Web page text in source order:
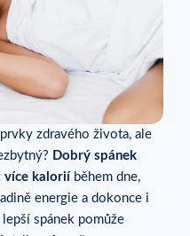
zdravého života, ale
Dobrý spánek
více kalorií během dne,
energie a dokonce i
spánek pomůže